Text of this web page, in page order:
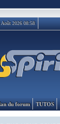
Août 2026 08:58
du forum TUTOS